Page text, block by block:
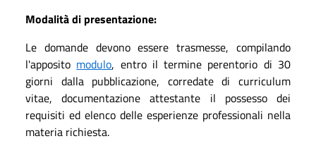
Modalità di presentazione:
Le domande devono essere trasmesse, compilando
l'apposito modulo, entro il termine perentorio di 30
giorni dalla pubblicazione, corredate di curriculum
vitae, documentazione attestante il possesso dei
requisiti ed elenco delle esperienze professionali nella
materia richiesta.